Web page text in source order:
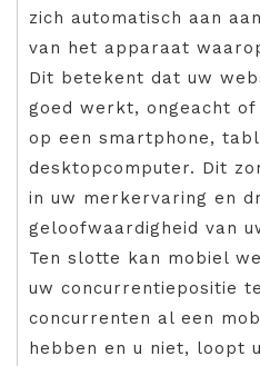
zich automatisch aan
van het apparaat
Dit betekent dat uw
goed werkt, ongeacht
op een smartphone,
desktopcomputer. Dit
in uw merkervaring en
geloofwaardigheid van
Ten slotte kan mobiel
uw concurrentiepositie
concurrenten al een
hebben en u niet, loopt